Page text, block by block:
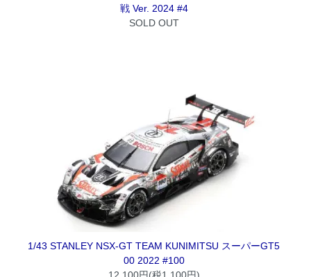
戦 Ver. 2024 #4
SOLD OUT
1/43 STANLEY NSX-GT TEAM KUNIMITSU スーパーGT5
00 2022 #100
12,100円(税1,100円)